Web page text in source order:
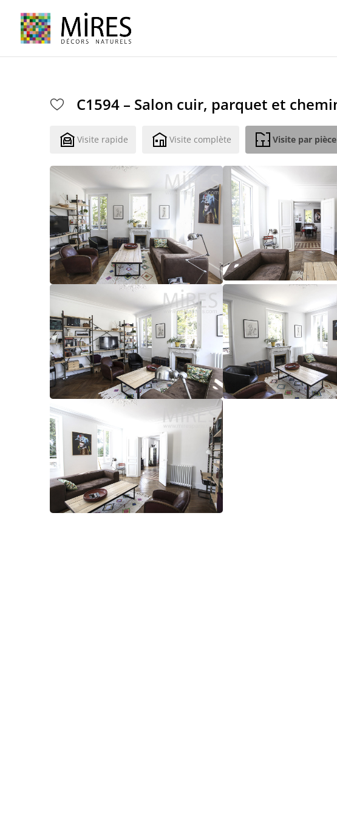
C1594 – Salon cuir, parquet et
Visite rapide Visite complète Visite par pièce